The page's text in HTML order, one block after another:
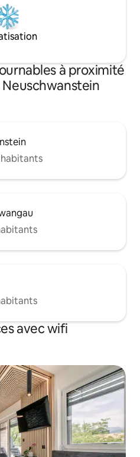
à proximité
habitants
avec wifi